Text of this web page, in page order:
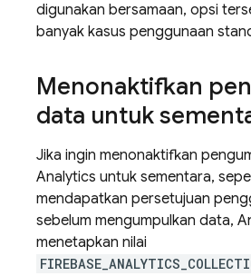
digunakan bersamaan, opsi
banyak kasus penggunaan
Menonaktifkan
data untuk
Jika ingin menonaktifkan
Analytics untuk sementara,
mendapatkan persetujuan
sebelum mengumpulkan data,
menetapkan nilai